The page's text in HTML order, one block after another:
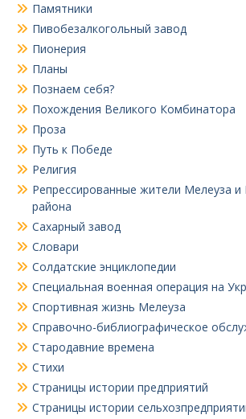
Памятники
Пивобезалкогольный завод
Пионерия
Планы
Познаем себя?
Похождения Великого Комбинатора
Проза
Путь к Победе
Религия
Репрессированные жители Мелеуза и
района
Сахарный завод
Словари
Солдатские энциклопедии
Специальная военная операция на
Спортивная жизнь Мелеуза
Справочно-библиографическое
Стародавние времена
Стихи
Страницы истории предприятий
Страницы истории